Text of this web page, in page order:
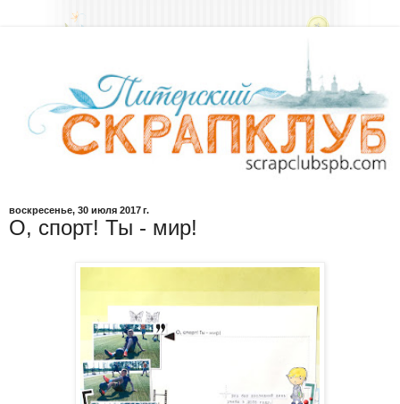
воскресенье, 30 июля 2017 г.
О, спорт! Ты - мир!